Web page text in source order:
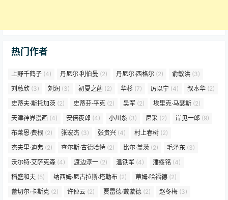
热门作者
上野千鹤子 (4) 丹尼尔·利伯曼 (2) 丹尼尔·西格尔 (2) 俞敏洪 (3)
刘慈欣 (3) 刘润 (3) 初夏之菡 (2) 华杉 (7) 厉以宁 (4) 叔本华 (2)
史蒂夫·斯托加茨 (2) 史蒂芬·平克 (2) 吴军 (2) 埃里克·马瑟斯 (2)
天津神界漫画 (4) 安倍夜郎 (4) 小川糸 (3) 尼采 (2) 岸见一郎 (9)
布莱恩·费根 (2) 张宏杰 (3) 张贵兴 (4) 村上春树 (2)
杰夫里·迪弗 (2) 查尔斯·古德哈特 (2) 比尔·盖茨 (2) 毛泽东 (3)
沃尔特·艾萨克森 (4) 渡边淳一 (2) 温铁军 (4) 潘绥铭 (4)
稻盛和夫 (5) 纳西姆·尼古拉斯·塔勒布 (2) 蒂姆·哈福德 (2)
蕾切尔·卡斯克 (2) 许倬云 (2) 贾雷德·戴蒙德 (2) 赵冬梅 (3)